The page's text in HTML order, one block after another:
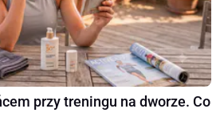
przy treningu na dworze. Co